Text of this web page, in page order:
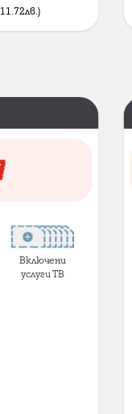
11.72лв.)
Включени
услуги ТВ